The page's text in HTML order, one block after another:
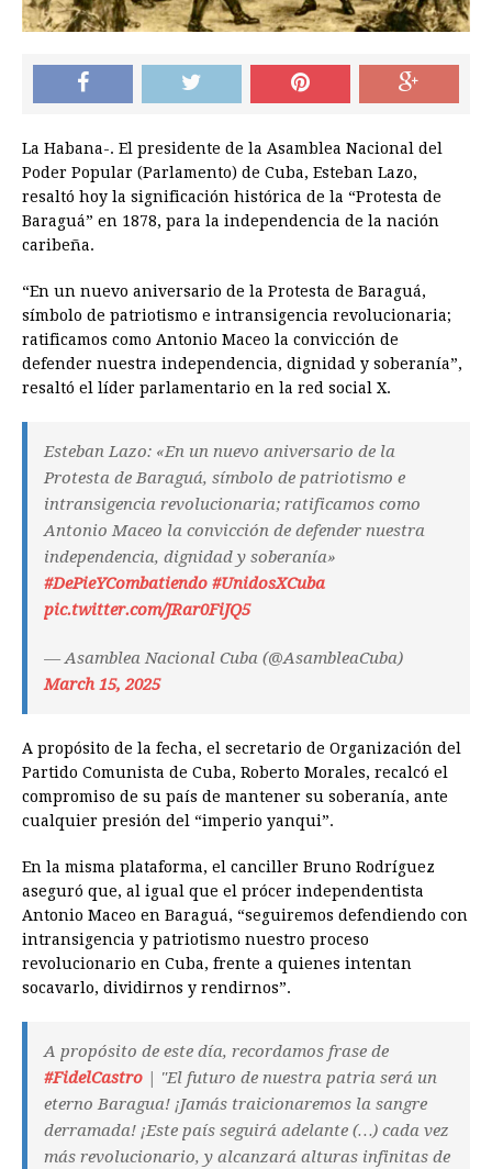
La Habana-. El presidente de la Asamblea Nacional del
Poder Popular (Parlamento) de Cuba, Esteban Lazo,
resaltó hoy la significación histórica de la “Protesta de
Baraguá” en 1878, para la independencia de la nación
caribeña.
“En un nuevo aniversario de la Protesta de Baraguá,
símbolo de patriotismo e intransigencia revolucionaria;
ratificamos como Antonio Maceo la convicción de
defender nuestra independencia, dignidad y soberanía”,
resaltó el líder parlamentario en la red social X.
Esteban Lazo: «En un nuevo aniversario de la
Protesta de Baraguá, símbolo de patriotismo e
intransigencia revolucionaria; ratificamos como
Antonio Maceo la convicción de defender nuestra
independencia, dignidad y soberanía»
#DePieYCombatiendo #UnidosXCuba
pic.twitter.com/JRar0FiJQ5
— Asamblea Nacional Cuba (@AsambleaCuba)
March 15, 2025
A propósito de la fecha, el secretario de Organización del
Partido Comunista de Cuba, Roberto Morales, recalcó el
compromiso de su país de mantener su soberanía, ante
cualquier presión del “imperio yanqui”.
En la misma plataforma, el canciller Bruno Rodríguez
aseguró que, al igual que el prócer independentista
Antonio Maceo en Baraguá, “seguiremos defendiendo con
intransigencia y patriotismo nuestro proceso
revolucionario en Cuba, frente a quienes intentan
socavarlo, dividirnos y rendirnos”.
A propósito de este día, recordamos frase de
#FidelCastro | "El futuro de nuestra patria será un
eterno Baragua! ¡Jamás traicionaremos la sangre
derramada! ¡Este país seguirá adelante (…) cada vez
más revolucionario, y alcanzará alturas infinitas de